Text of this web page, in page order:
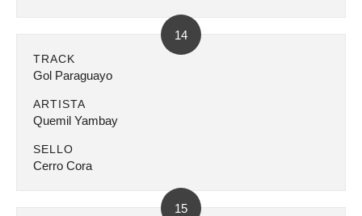
14
TRACK
Gol Paraguayo
ARTISTA
Quemil Yambay
SELLO
Cerro Cora
15